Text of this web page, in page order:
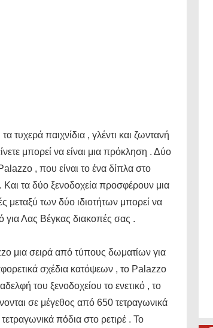
παιχνίδια , γλέντι και ζωντανή
μπορεί να είναι μια πρόκληση . Δύο
, που είναι το ένα δίπλα στο
Και τα δύο ξενοδοχεία προσφέρουν μια
μεταξύ των δύο ιδιοτήτων μπορεί να
για Λας Βέγκας διακοπές σας .
μια σειρά από τύπους δωματίων για
σχέδια κατόψεων , το Palazzo
του ξενοδοχείου το ενετικό , το
σε μέγεθος από 650 τετραγωνικά
πόδια στο ρετιρέ . Το